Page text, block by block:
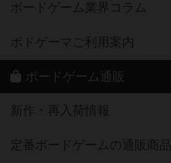
ボードゲーム業界コラム
ボドゲーマご利用案内
ボードゲーム通販
新作・再入荷情報
定番ボードゲームの通販商品